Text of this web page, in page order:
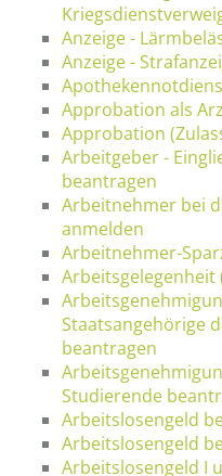
Anzeige -
Anzeige -
Approbation als
Approbation
Arbeitgeber -
beantragen
Arbeitnehmer bei
anmelden
Arbeitnehmer-
Arbeitsgelegenheit
Staatsangehörige
beantragen
Studierende
Arbeitslosengeld
Arbeitslosengeld
Arbeitslosengeld I